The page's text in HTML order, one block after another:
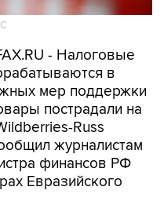
- Налоговые
в
мер поддержки
пострадали на
Russ
журналистам
финансов РФ
Евразийского